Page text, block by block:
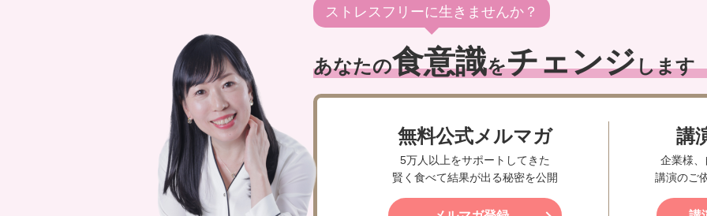
ストレスフリーに生きませんか？
あなたの食意識をチェンジします
無料公式メルマガ
5万人以上をサポートしてきた
賢く食べて結果が出る秘密を公開
講
企業様
講演のご